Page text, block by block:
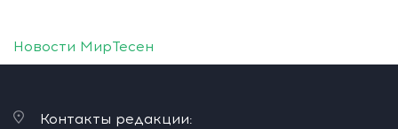
Новости МирТесен
Контакты редакции: